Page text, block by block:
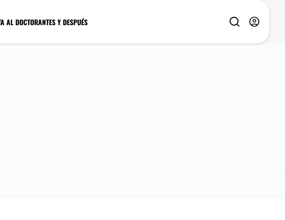
AL DOCTORANTES Y DESPUÉS